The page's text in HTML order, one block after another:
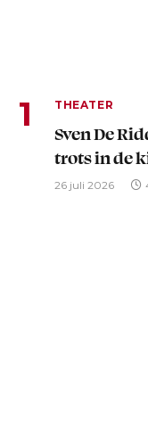
THEATER
Sven De
trots in de
26 juli 2026